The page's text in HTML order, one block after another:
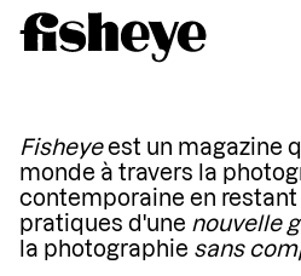
Fisheyeest un magazine
monde à travers la
contemporaine en restant
pratiques d'une nouvelle
la photographie sans